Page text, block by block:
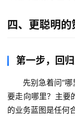
四、更聪明
第一步，回
先别急着问“
要走向哪里？主要
的业务蓝图是任何